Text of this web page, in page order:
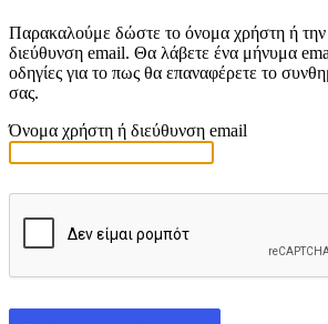
Παρακαλούμε δώστε το όνομα χρήστη ή την
διεύθυνση email. Θα λάβετε ένα μήνυμα
οδηγίες για το πως θα επαναφέρετε το
σας.
Όνομα χρήστη ή διεύθυνση email